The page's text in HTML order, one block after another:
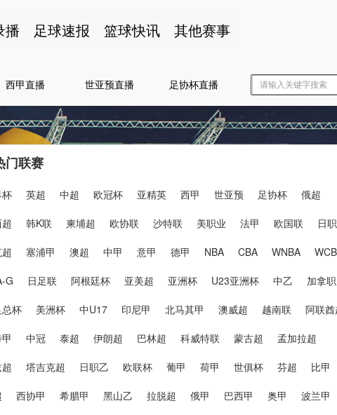
播 足球速报 篮球快讯 其他赛事
西甲直播 世亚预直播 足协杯直播
门联赛
英超 中超 欧冠杯 亚精英 西甲 世亚预 足协杯 俄超
韩K联 柬埔超 欧协联 沙特联 美职业 法甲 欧国联 日
塞浦甲 澳超 中甲 意甲 德甲 NBA CBA WNBA
G 日足联 阿根廷杯 亚美超 亚洲杯 U23亚洲杯 中乙 加拿职
杯 美洲杯 中U17 印尼甲 北马其甲 澳威超 越南联 阿联
中冠 泰超 伊朗超 巴林超 科威特联 蒙古超 孟加拉超
塔吉克超 日职乙 欧联杯 葡甲 荷甲 世俱杯 芬超 比甲
西协甲 希腊甲 黑山乙 拉脱超 俄甲 巴西甲 奥甲 波兰甲